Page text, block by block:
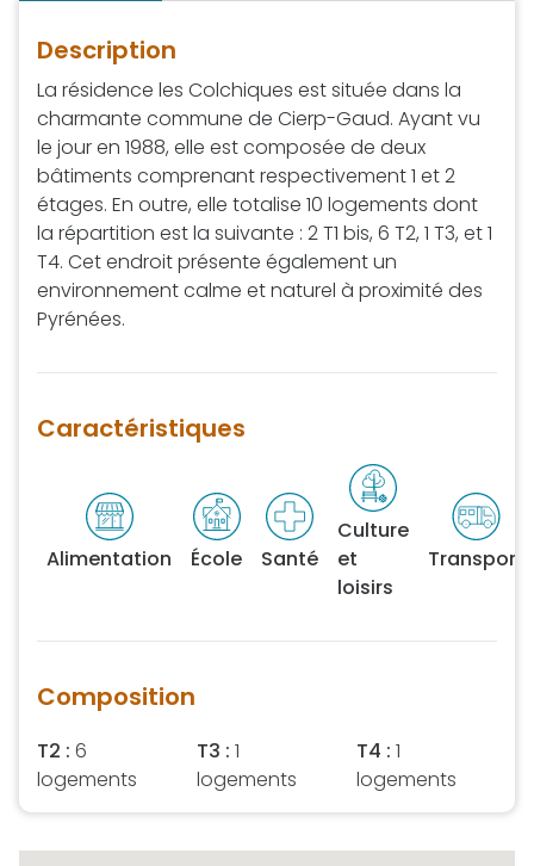
Description
La résidence les Colchiques est située dans la
charmante commune de Cierp-Gaud. Ayant vu
le jour en 1988, elle est composée de deux
bâtiments comprenant respectivement 1 et 2
étages. En outre, elle totalise 10 logements dont
la répartition est la suivante : 2 T1 bis, 6 T2, 1 T3, et 1
T4. Cet endroit présente également un
environnement calme et naturel à proximité des
Pyrénées.
Caractéristiques
Alimentation École Santé
Culture
et
loisirs
Transport
Composition
T2 : 6
logements
T3 : 1
logements
T4 : 1
logements